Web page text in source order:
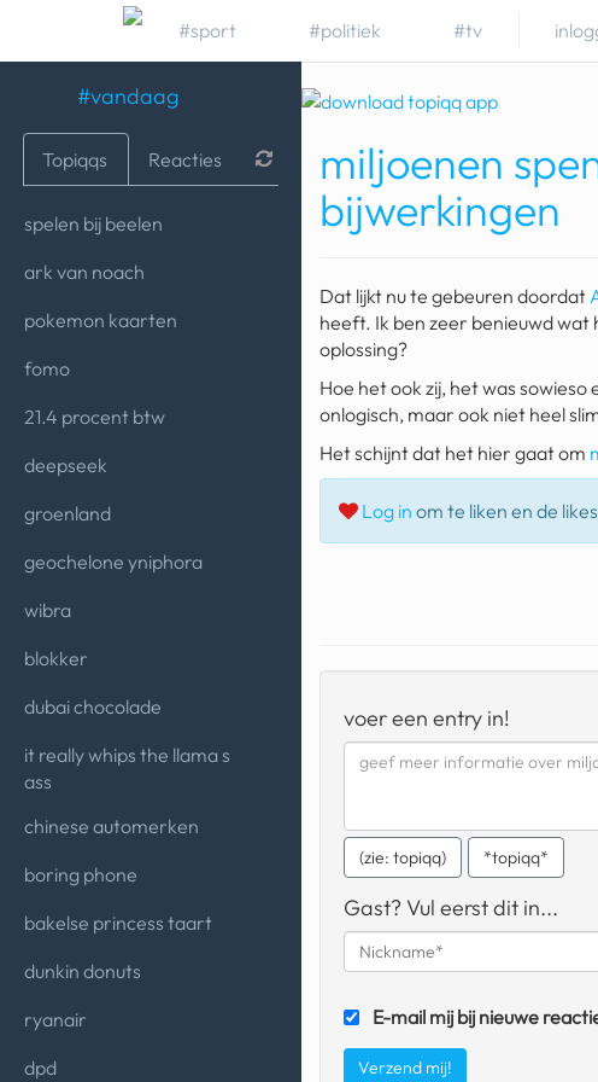
#sport #politiek #tv
#vandaag
Topiqqs Reacties
spelen bij beelen
ark van noach
pokemon kaarten
fomo
21.4 procent btw
deepseek
groenland
geochelone yniphora
wibra
blokker
dubai chocolade
it really whips the llama s
ass
chinese automerken
boring phone
bakelse princess taart
dunkin donuts
ryanair
dpd
miljoenen
bijwerkingen
Dat lijkt nu te gebeuren doordat
heeft. Ik ben zeer benieuwd
oplossing?
Hoe het ook zij, het was
onlogisch, maar ook niet heel
Het schijnt dat het hier gaat om
Log in om te liken en de
voer een entry in!
(zie: topiqq) *topiqq*
Gast? Vul eerst dit in...
E-mail mij bij nieuwe